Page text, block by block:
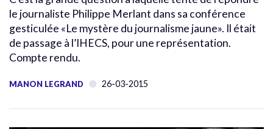
le journaliste Philippe Merlant dans sa conférence
gesticulée «Le mystère du journalisme jaune». Il était
de passage à l’IHECS, pour une représentation.
Compte rendu.
MANON LEGRAND 26-03-2015